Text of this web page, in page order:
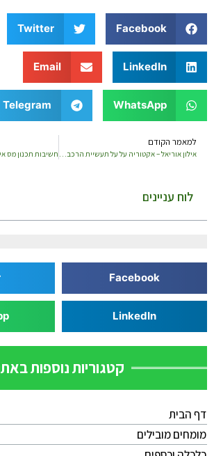
Facebook
Twitter
LinkedIn
Email
WhatsApp
Telegram
למאמר הקודם
אילון אוריאל – אקטוריה על על תעשיית הרכב האמריקאית
לוח עניינים
Facebook
LinkedIn
קטגוריות נוספות
דף הבית
מומחים מובילים